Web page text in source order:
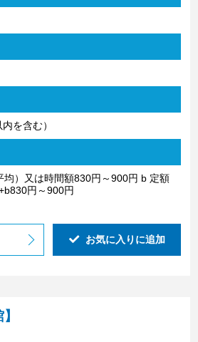
を含む）
均）又は時間額830円～900円 b 定額
円～900円
お気に入りに追加